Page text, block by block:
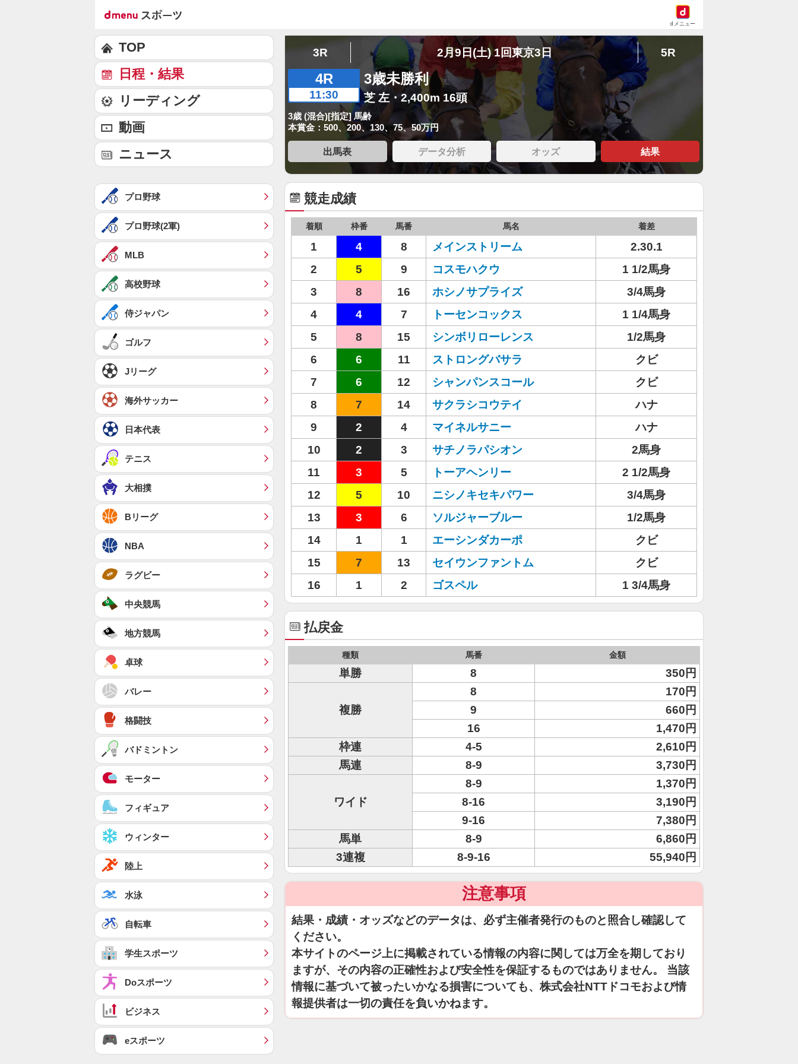
dメニュー
3R 2月9日(土) 1回東京3日 5R
4R
11:30
3歳未勝利
芝 左・2,400m 16頭
3歳 (混合)[指定] 馬齢
本賞金：500、200、130、75、50万円
出馬表 データ分析 オッズ 結果
競走成績
着順 枠番 馬番 馬名 着差
1 4 8 メインストリーム
2.30.1
2
5 9 コスモハクウ
1 1/2馬身
3
8 16 ホシノサプライズ
3/4馬身
4
4 7 トーセンコックス
1 1/4馬身
5
8 15 シンボリローレンス
1/2馬身
6
6 11 ストロングバサラ
クビ
7
6 12 シャンパンスコール
クビ
8
7 14 サクラシコウテイ
ハナ
9
2 4 マイネルサニー
ハナ
10
2 3 サチノラパシオン
2馬身
11
3 5 トーアヘンリー
2 1/2馬身
12
5 10 ニシノキセキパワー
3/4馬身
13
3 6 ソルジャーブルー
1/2馬身
14
1 1 エーシンダカーポ
クビ
15
7 13 セイウンファントム
クビ
16
1 2 ゴスペル 1 3/4馬身
払戻金
種類 馬番 金額
単勝 8 350円
複勝
8
170円
9
660円
16
1,470円
枠連
4-5
2,610円
馬連
8-9 3,730円
ワイド
8-9
1,370円
8-16
3,190円
9-16
7,380円
馬単
8-9
6,860円
3連複
8-9-16 55,940円
注意事項
結果・成績・オッズなどのデータは、必ず主催者発行のものと照合し確認して
ください。
本サイトのページ上に掲載されている情報の内容に関しては万全を期しており
ますが、その内容の正確性および安全性を保証するものではありません。 当該
情報に基づいて被ったいかなる損害についても、株式会社NTTドコモおよび情
報提供者は一切の責任を負いかねます。
TOP
日程・結果
リーディング
動画
ニュース
プロ野球
プロ野球(2軍)
MLB
高校野球
侍ジャパン
ゴルフ
Jリーグ
海外サッカー
日本代表
テニス
大相撲
Bリーグ
NBA
ラグビー
中央競馬
地方競馬
卓球
バレー
格闘技
バドミントン
モーター
フィギュア
ウィンター
陸上
水泳
自転車
学生スポーツ
Doスポーツ
ビジネス
eスポーツ